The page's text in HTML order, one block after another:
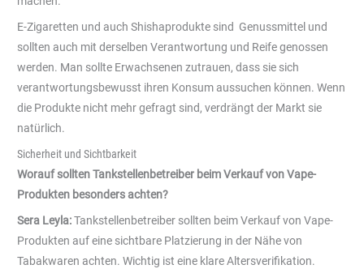
E-Zigaretten und auch Shishaprodukte sind Genussmittel und
sollten auch mit derselben Verantwortung und Reife genossen
werden. Man sollte Erwachsenen zutrauen, dass sie sich
verantwortungsbewusst ihren Konsum aussuchen können. Wenn
die Produkte nicht mehr gefragt sind, verdrängt der Markt sie
natürlich.
Sicherheit und Sichtbarkeit
Worauf sollten Tankstellenbetreiber beim Verkauf von Vape-
Produkten besonders achten?
Sera Leyla:Tankstellenbetreiber sollten beim Verkauf von Vape-
Produkten auf eine sichtbare Platzierung in der Nähe von
Tabakwaren achten. Wichtig ist eine klare Altersverifikation.